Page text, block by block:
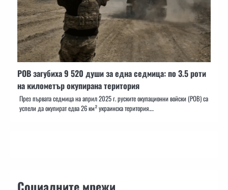
РОВ загубиха 9 520 души за една седмица: по 3.5 роти
на километър окупирана територия
През първата седмица на април 2025 г. руските окупационни войски (РОВ) са
успели да окупират едва 26 км² украинска територия.…